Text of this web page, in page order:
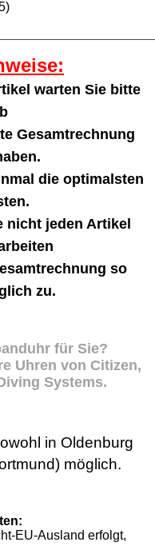
warten Sie bitte
Gesamtrechnung
die optimalsten
nicht jeden Artikel
so
zu.
für Sie?
Uhren von Citizen,
Systems.
in Oldenburg
möglich.
EU-Ausland erfolgt,